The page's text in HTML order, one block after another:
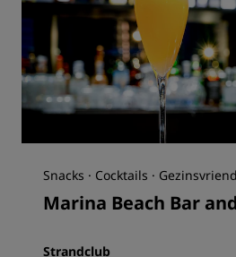
Snacks · Cocktails ·
Marina Beach Bar
Strandclub